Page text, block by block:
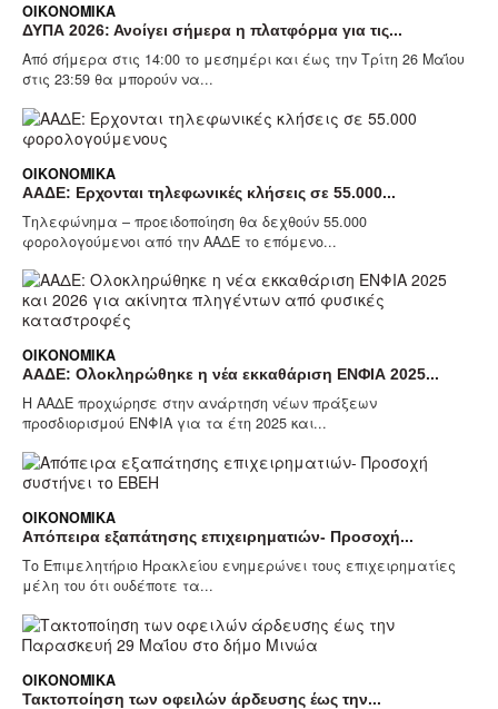
ΟΙΚΟΝΟΜΙΚΆ
ΔΥΠΑ 2026: Ανοίγει σήμερα η πλατφόρμα για τις...
Από σήμερα στις 14:00 το μεσημέρι και έως την Τρίτη 26 Μαΐου
στις 23:59 θα μπορούν να...
ΟΙΚΟΝΟΜΙΚΆ
ΑΑΔΕ: Ερχονται τηλεφωνικές κλήσεις σε 55.000...
Τηλεφώνημα – προειδοποίηση θα δεχθούν 55.000
φορολογούμενοι από την ΑΑΔΕ το επόμενο...
ΟΙΚΟΝΟΜΙΚΆ
ΑΑΔΕ: Ολοκληρώθηκε η νέα εκκαθάριση ΕΝΦΙΑ 2025...
Η ΑΑΔΕ προχώρησε στην ανάρτηση νέων πράξεων
προσδιορισμού ΕΝΦΙΑ για τα έτη 2025 και...
ΟΙΚΟΝΟΜΙΚΆ
Απόπειρα εξαπάτησης επιχειρηματιών- Προσοχή...
Το Επιμελητήριο Ηρακλείου ενημερώνει τους επιχειρηματίες
μέλη του ότι ουδέποτε τα...
ΟΙΚΟΝΟΜΙΚΆ
Τακτοποίηση των οφειλών άρδευσης έως την...